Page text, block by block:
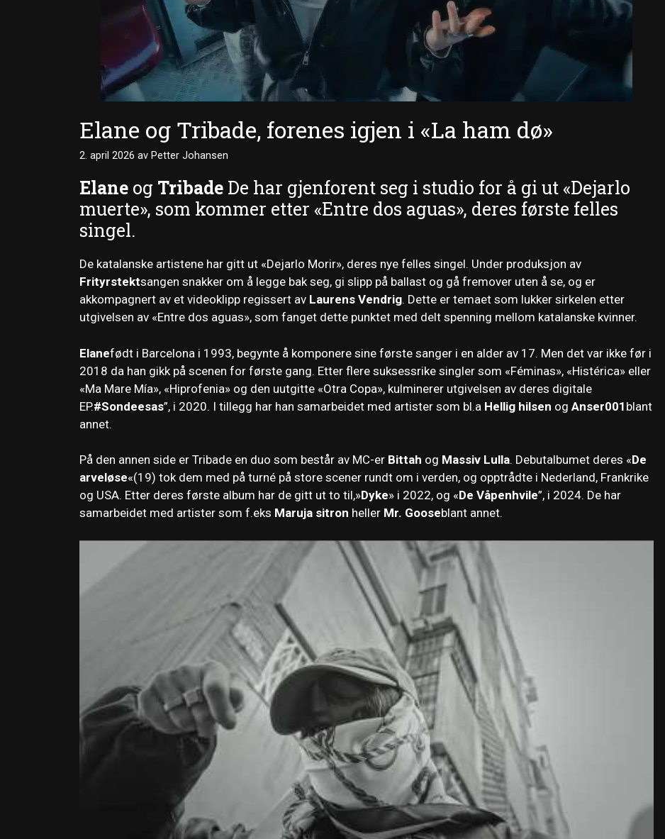
Elane og Tribade, forenes igjen i «La ham dø»
2. april 2026 av Petter Johansen
Elane og Tribade De har gjenforent seg i studio for å gi ut «Dejarlo
muerte», som kommer etter «Entre dos aguas», deres første felles
singel.
De katalanske artistene har gitt ut «Dejarlo Morir», deres nye felles singel. Under produksjon av
Frityrstektsangen snakker om å legge bak seg, gi slipp på ballast og gå fremover uten å se, og er
akkompagnert av et videoklipp regissert av Laurens Vendrig. Dette er temaet som lukker sirkelen etter
utgivelsen av «Entre dos aguas», som fanget dette punktet med delt spenning mellom katalanske kvinner.
Elanefødt i Barcelona i 1993, begynte å komponere sine første sanger i en alder av 17. Men det var ikke før i
2018 da han gikk på scenen for første gang. Etter flere suksessrike singler som «Féminas», «Histérica» ​​eller
«Ma Mare Mía», «Hiprofenia» og den uutgitte «Otra Copa», kulminerer utgivelsen av deres digitale
EP.#Sondeesas”, i 2020. I tillegg har han samarbeidet med artister som bl.a Hellig hilsen og Anser001 blant
annet.
På den annen side er Tribade en duo som består av MC-er Bittah og Massiv Lulla. Debutalbumet deres «De
arveløse«(19) tok dem med på turné på store scener rundt om i verden, og opptrådte i Nederland, Frankrike
og USA. Etter deres første album har de gitt ut to til,»Dyke» i 2022, og «De Våpenhvile”, i 2024. De har
samarbeidet med artister som f.eks Maruja sitron heller Mr. Gooseblant annet.